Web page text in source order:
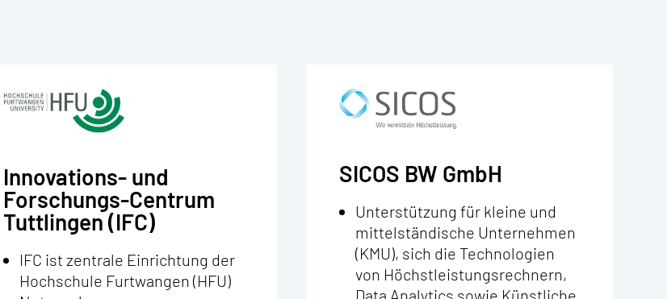
Innovations- und
Forschungs-Centrum
Tuttlingen (IFC)
IFC ist zentrale Einrichtung der
Hochschule Furtwangen (HFU)
SICOS BW GmbH
Unterstützung für kleine und
mittelständische Unternehmen
(KMU), sich die Technologien
von Höchstleistungsrechnern,